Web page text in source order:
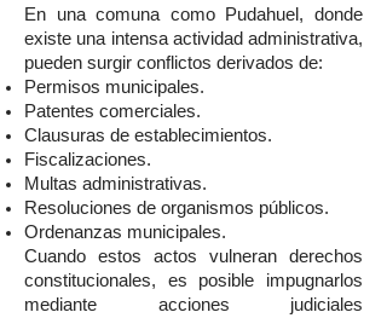
En una comuna como Pudahuel, donde
existe una intensa actividad administrativa,
pueden surgir conflictos derivados de:
Permisos municipales.
Patentes comerciales.
Clausuras de establecimientos.
Fiscalizaciones.
Multas administrativas.
Resoluciones de organismos públicos.
Ordenanzas municipales.
Cuando estos actos vulneran derechos
constitucionales, es posible impugnarlos
mediante acciones judiciales